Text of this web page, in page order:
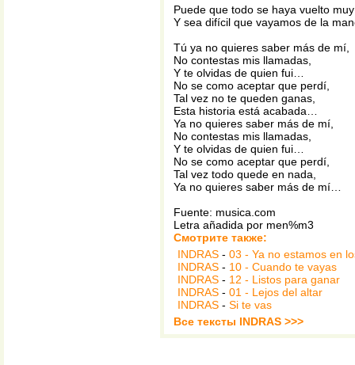
Puede que todo se haya vuelto
Y sea difícil que vayamos de la
Tú ya no quieres saber más de mí,
No contestas mis llamadas,
Y te olvidas de quien fui…
No se como aceptar que perdí,
Tal vez no te queden ganas,
Esta historia está acabada…
Ya no quieres saber más de mí,
No contestas mis llamadas,
Y te olvidas de quien fui…
No se como aceptar que perdí,
Tal vez todo quede en nada,
Ya no quieres saber más de mí…
Fuente: musica.com
Letra añadida por men%m3
Смотрите также:
INDRAS - 03 - Ya no estamos en
INDRAS - 10 - Cuando te vayas
INDRAS - 12 - Listos para ganar
INDRAS - 01 - Lejos del altar
INDRAS - Si te vas
Все тексты INDRAS >>>